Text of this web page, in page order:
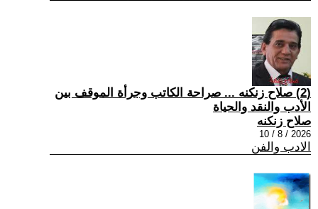
(2) صلاح زنكنه ... صراحة الكاتب وجرأة الموقف بين
الأدب والنقد والحياة
صلاح زنكنه
2026 / 8 / 10
الادب والفن